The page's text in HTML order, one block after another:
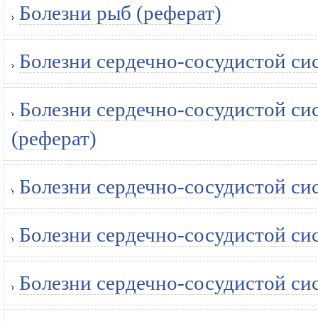
Болезни рыб (реферат)
Болезни сердечно-сосудистой
Болезни сердечно-сосудистой
(реферат)
Болезни сердечно-сосудистой
Болезни сердечно-сосудистой
Болезни сердечно-сосудистой